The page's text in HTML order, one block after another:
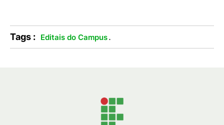
Tags : Editais do Campus.